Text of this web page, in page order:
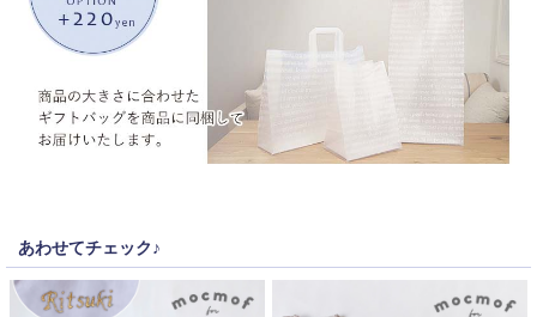
あわせてチェック♪